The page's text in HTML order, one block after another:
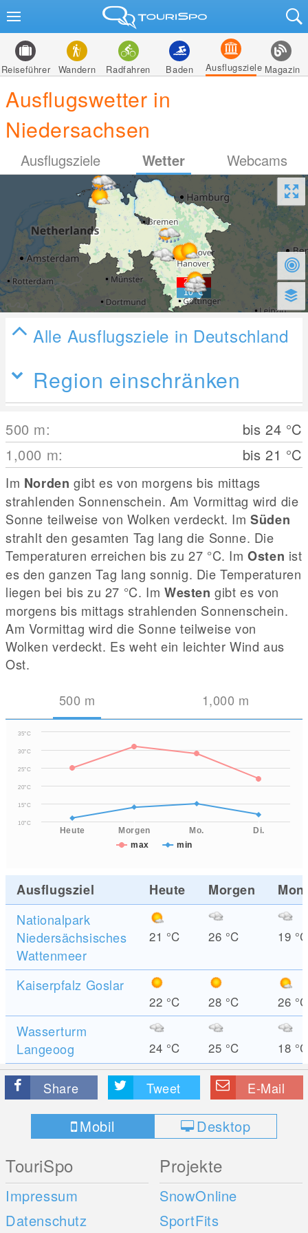
Reiseführer Wandern Radfahren Baden Ausflugsziele Magazin
Ausflugswetter in
Niedersachsen
Ausflugsziele Wetter Webcams
Alle Ausflugsziele in Deutschland
Region einschränken
500 m: bis 24 °C
1,000 m: bis 21 °C
Im Norden gibt es von morgens bis mittags
strahlenden Sonnenschein. Am Vormittag wird die
Sonne teilweise von Wolken verdeckt. ImSüden
strahlt den gesamten Tag lang die Sonne. Die
Temperaturen erreichen bis zu 27 °C. ImOsten ist
es den ganzen Tag lang sonnig. Die Temperaturen
liegen bei bis zu 27 °C. Im Westen gibt es von
morgens bis mittags strahlenden Sonnenschein.
Am Vormittag wird die Sonne teilweise von
Wolken verdeckt. Es weht ein leichter Wind aus
Ost.
500 m 1,000 m
max min
10°C
15°C
20°C
25°C
30°C
35°C
Heute Morgen Mo. Di.
Ausflugsziel Heute Morgen
Nationalpark
Niedersächsisches
Wattenmeer
21 °C 26 °C 19
Kaiserpfalz Goslar
22 °C 28 °C 26
Wasserturm
Langeoog
24 °C 25 °C 18
Share Tweet E-Mail
Mobil Desktop
TouriSpo
Impressum
Datenschutz
Projekte
SnowOnline
SportFits